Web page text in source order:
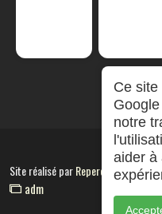
Site réalisé parRepereCom
adm
Ce
notre
aider à